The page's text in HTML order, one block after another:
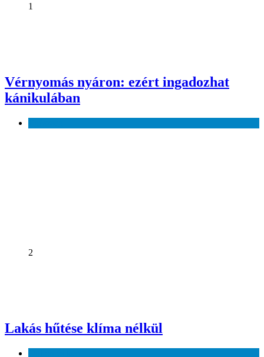
1
Vérnyomás nyáron: ezért ingadozhat
kánikulában
2
Lakás hűtése klíma nélkül